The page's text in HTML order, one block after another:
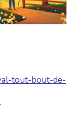
tout-bout-de-